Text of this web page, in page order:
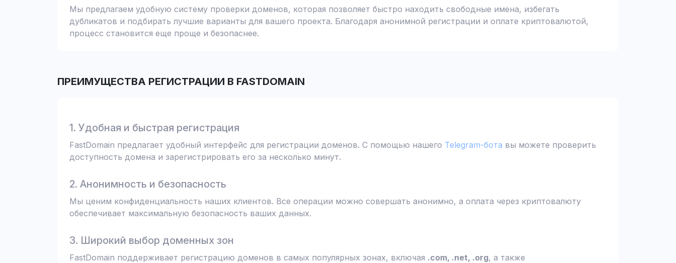
Мы предлагаем удобную систему проверки доменов, которая позволяет быстро находить свободные имена, избегать
дубликатов и подбирать лучшие варианты для вашего проекта. Благодаря анонимной регистрации и оплате криптовалютой,
процесс становится еще проще и безопаснее.
ПРЕИМУЩЕСТВА РЕГИСТРАЦИИ В FASTDOMAIN
1. Удобная и быстрая регистрация
FastDomain предлагает удобный интерфейс для регистрации доменов. С помощью нашего Telegram-бота вы можете проверить
доступность домена и зарегистрировать его за несколько минут.
2. Анонимность и безопасность
Мы ценим конфиденциальность наших клиентов. Все операции можно совершать анонимно, а оплата через криптовалюту
обеспечивает максимальную безопасность ваших данных.
3. Широкий выбор доменных зон
FastDomain поддерживает регистрацию доменов в самых популярных зонах, включая .com, .net, .org, а также